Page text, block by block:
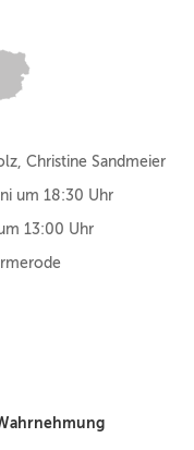
Christine Sandmeier
um 18:30 Uhr
13:00 Uhr